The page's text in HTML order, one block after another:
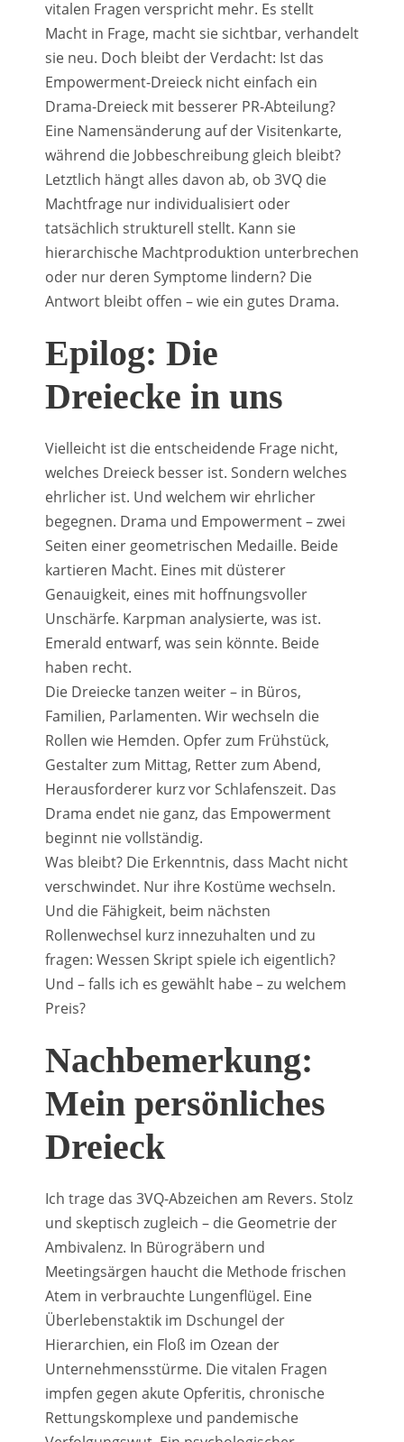
vitalen Fragen verspricht mehr. Es stellt
Macht in Frage, macht sie sichtbar, verhandelt
sie neu. Doch bleibt der Verdacht: Ist das
Empowerment-Dreieck nicht einfach ein
Drama-Dreieck mit besserer PR-Abteilung?
Eine Namensänderung auf der Visitenkarte,
während die Jobbeschreibung gleich bleibt?
Letztlich hängt alles davon ab, ob 3VQ die
Machtfrage nur individualisiert oder
tatsächlich strukturell stellt. Kann sie
hierarchische Machtproduktion unterbrechen
oder nur deren Symptome lindern? Die
Antwort bleibt offen – wie ein gutes Drama.
Epilog: Die
Dreiecke in uns
Vielleicht ist die entscheidende Frage nicht,
welches Dreieck besser ist. Sondern welches
ehrlicher ist. Und welchem wir ehrlicher
begegnen. Drama und Empowerment – zwei
Seiten einer geometrischen Medaille. Beide
kartieren Macht. Eines mit düsterer
Genauigkeit, eines mit hoffnungsvoller
Unschärfe. Karpman analysierte, was ist.
Emerald entwarf, was sein könnte. Beide
haben recht.
Die Dreiecke tanzen weiter – in Büros,
Familien, Parlamenten. Wir wechseln die
Rollen wie Hemden. Opfer zum Frühstück,
Gestalter zum Mittag, Retter zum Abend,
Herausforderer kurz vor Schlafenszeit. Das
Drama endet nie ganz, das Empowerment
beginnt nie vollständig.
Was bleibt? Die Erkenntnis, dass Macht nicht
verschwindet. Nur ihre Kostüme wechseln.
Und die Fähigkeit, beim nächsten
Rollenwechsel kurz innezuhalten und zu
fragen: Wessen Skript spiele ich eigentlich?
Und – falls ich es gewählt habe – zu welchem
Preis?
Nachbemerkung:
Mein persönliches
Dreieck
Ich trage das 3VQ-Abzeichen am Revers. Stolz
und skeptisch zugleich – die Geometrie der
Ambivalenz. In Bürogräbern und
Meetingsärgen haucht die Methode frischen
Atem in verbrauchte Lungenflügel. Eine
Überlebenstaktik im Dschungel der
Hierarchien, ein Floß im Ozean der
Unternehmensstürme. Die vitalen Fragen
impfen gegen akute Opferitis, chronische
Rettungskomplexe und pandemische